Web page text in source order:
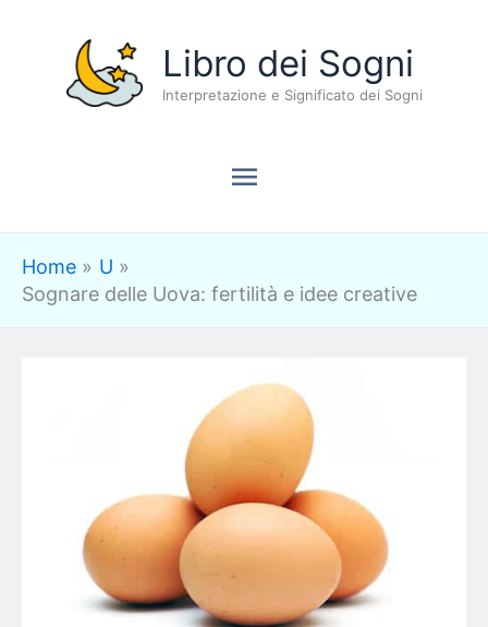
contenuto
Libro dei Sogni
Interpretazione e Significato dei Sogni
Menu
principale
Home
U
Sognare delle Uova: fertilità e idee creative